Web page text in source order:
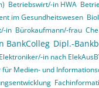
Betriebswirt/-in HWA
im Gesundheitswesen
in Bürokaufmann/-frau
BankColleg Dipl.-
Elektroniker/-in nach
für Medien- und